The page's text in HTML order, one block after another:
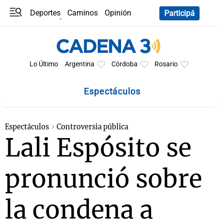
Deportes Caminos
Opinión
Participá
Lo Último Argentina Córdoba Rosario
Espectáculos
Espectáculos Controversia pública
Lali Espósito se
pronunció sobre
la condena a